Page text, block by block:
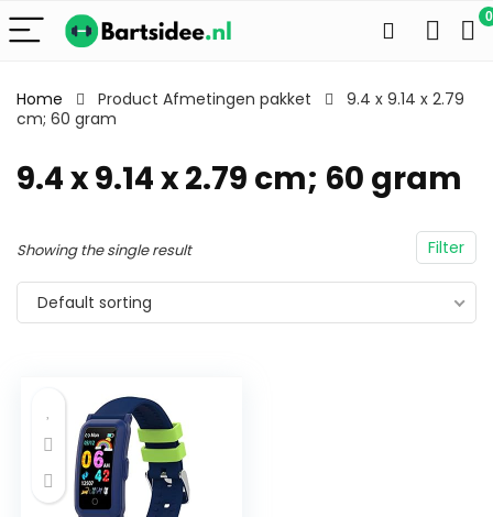
0
Home Product Afmetingen pakket
9.4 x 9.14 x 2.79
cm; 60 gram
9.4 x 9.14 x 2.79 cm; 60 gram
Filter
Showing the single result
Default sorting